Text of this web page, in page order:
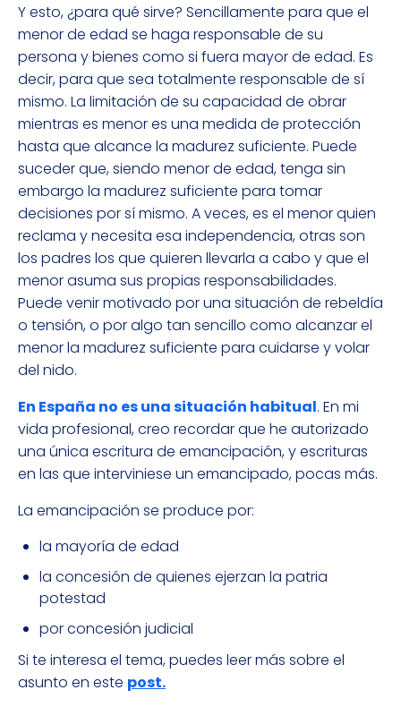
Y esto, ¿para qué sirve? Sencillamente para que el
menor de edad se haga responsable de su
persona y bienes como si fuera mayor de edad. Es
decir, para que sea totalmente responsable de sí
mismo. La limitación de su capacidad de obrar
mientras es menor es una medida de protección
hasta que alcance la madurez suficiente. Puede
suceder que, siendo menor de edad, tenga sin
embargo la madurez suficiente para tomar
decisiones por sí mismo. A veces, es el menor quien
reclama y necesita esa independencia, otras son
los padres los que quieren llevarla a cabo y que el
menor asuma sus propias responsabilidades.
Puede venir motivado por una situación de rebeldía
o tensión, o por algo tan sencillo como alcanzar el
menor la madurez suficiente para cuidarse y volar
del nido.
En España no es una situación habitual. En mi
vida profesional, creo recordar que he autorizado
una única escritura de emancipación, y escrituras
en las que interviniese un emancipado, pocas más.
La emancipación se produce por:
la mayoría de edad
la concesión de quienes ejerzan la patria
potestad
por concesión judicial
Si te interesa el tema, puedes leer más sobre el
asunto en este post.